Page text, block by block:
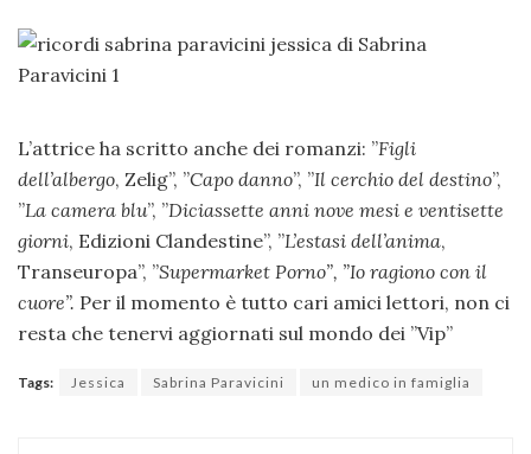
L’attrice ha scritto anche dei romanzi: ”Figli
dell’albergo, Zelig”, ”Capo danno”, ”Il cerchio del destino”,
”La camera blu”, ”Diciassette anni nove mesi e ventisette
giorni, Edizioni Clandestine”, ”L’estasi dell’anima,
Transeuropa”, ”Supermarket Porno”, ”Io ragiono con il
cuore”. Per il momento è tutto cari amici lettori, non ci
resta che tenervi aggiornati sul mondo dei ”Vip”
Tags: Jessica Sabrina Paravicini un medico in famiglia